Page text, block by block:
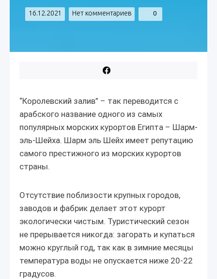
16.12.2021 Нет комментариев 0
“Королевский залив” – так переводится с
арабского название одного из самых
популярных морских курортов Египта – Шарм-
эль-Шейха. Шарм эль Шейх имеет репутацию
самого престижного из морских курортов
страны.
Отсутствие поблизости крупных городов,
заводов и фабрик делает этот курорт
экологически чистым. Туристический сезон
не прерывается никогда: загорать и купаться
можно круглый год, так как в зимние месяцы
температура воды не опускается ниже 20-22
градусов.